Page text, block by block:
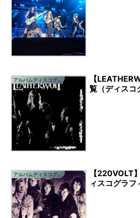
アルバムディスコグラフィ
【
覧（ディスコ
アルバムディスコグラフィ
【220VOLT
ィスコグラフ